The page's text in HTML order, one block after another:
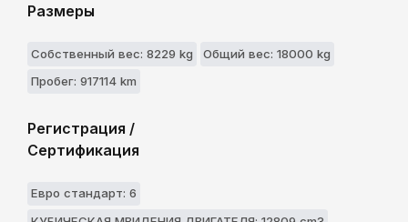
Размеры
Собственный вес: 8229 kg
Общий вес: 18000 kg
Пробег: 917114 km
Регистрация /
Сертификация
Евро стандарт: 6